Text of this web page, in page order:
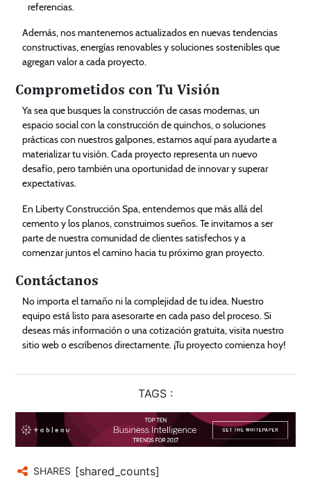
referencias.
Además, nos mantenemos actualizados en nuevas tendencias
constructivas, energías renovables y soluciones sostenibles que
agregan valor a cada proyecto.
Comprometidos con Tu Visión
Ya sea que busques la construcción de casas modernas, un
espacio social con la construcción de quinchos, o soluciones
prácticas con nuestros galpones, estamos aquí para ayudarte a
materializar tu visión. Cada proyecto representa un nuevo
desafío, pero también una oportunidad de innovar y superar
expectativas.
En Liberty Construcción Spa, entendemos que más allá del
cemento y los planos, construimos sueños. Te invitamos a ser
parte de nuestra comunidad de clientes satisfechos y a
comenzar juntos el camino hacia tu próximo gran proyecto.
Contáctanos
No importa el tamaño ni la complejidad de tu idea. Nuestro
equipo está listo para asesorarte en cada paso del proceso. Si
deseas más información o una cotización gratuita, visita nuestro
sitio web o escríbenos directamente. ¡Tu proyecto comienza hoy!
TAGS :
SHARES [shared_counts]